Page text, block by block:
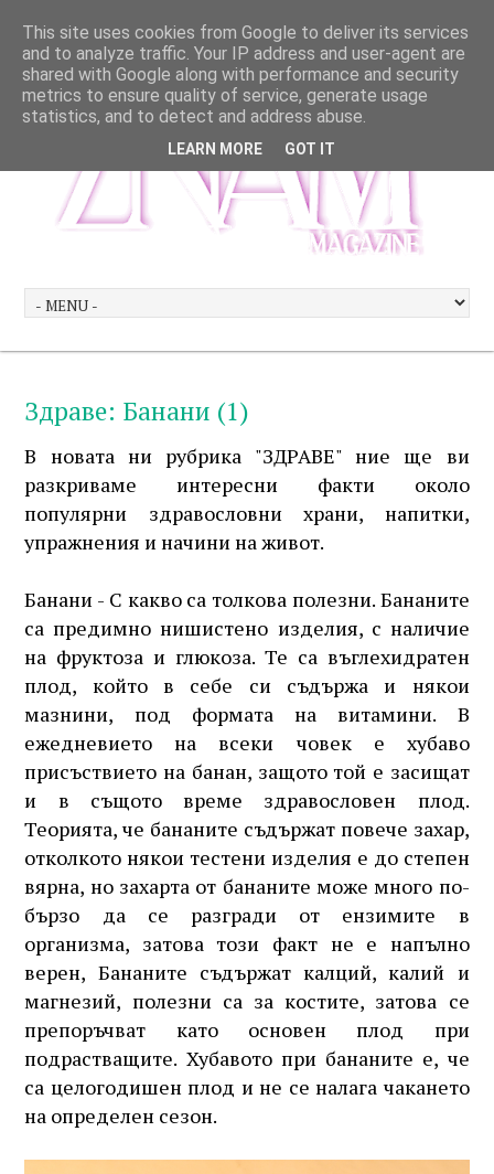
Здраве: Банани (1)
В новата ни рубрика "ЗДРАВЕ" ние ще ви
разкриваме интересни факти около
популярни здравословни храни, напитки,
упражнения и начини на живот.
Банани - С какво са толкова полезни. Бананите
са предимно нишистено изделия, с наличие
на фруктоза и глюкоза. Те са въглехидратен
плод, който в себе си съдържа и някои
мазнини, под формата на витамини. В
ежедневието на всеки човек е хубаво
присъствието на банан, защото той е засищат
и в същото време здравословен плод.
Теорията, че бананите съдържат повече захар,
отколкото някои тестени изделия е до степен
вярна, но захарта от бананите може много по-
бързо да се разгради от ензимите в
организма, затова този факт не е напълно
верен, Бананите съдържат калций, калий и
магнезий, полезни са за костите, затова се
препоръчват като основен плод при
подрастващите. Хубавото при бананите е, че
са целогодишен плод и не се налага чакането
на определен сезон.
This site uses cookies from Google to deliver its services
and to analyze traffic. Your IP address and user-agent are
shared with Google along with performance and security
metrics to ensure quality of service, generate usage
statistics, and to detect and address abuse.
LEARN MORE GOT IT